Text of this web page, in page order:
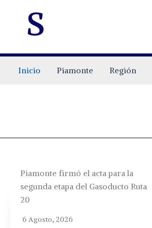
s
Inicio Piamonte Región
Piamonte firmó el acta para la
segunda etapa del Gasoducto Ruta
20
6 Agosto, 2026